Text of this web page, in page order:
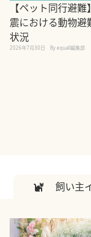
【ペット同行避
震における動物避
状況
2026年7月30日 By equall編集部
飼い主イ